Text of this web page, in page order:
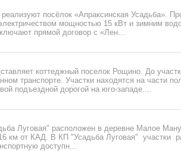
реализуют посёлок «Апраксинская Усадьба».
мощностью 15 кВт и зимним
прямой договор с «Лен...
коттеджный поселок Рощино. До
транспорте. Участки находятся на части
подъездной дорогой на юго-западе....
Луговая" расположен в деревне Малое
км от КАД. В КП "Усадьба Луговая" участки
доступн...